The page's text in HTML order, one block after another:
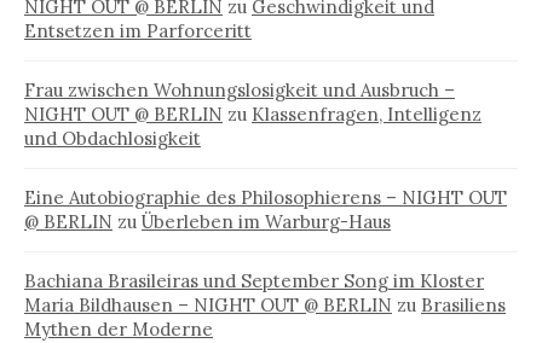
NIGHT OUT @ BERLIN zu Geschwindigkeit und
Entsetzen im Parforceritt
Frau zwischen Wohnungslosigkeit und Ausbruch –
NIGHT OUT @ BERLIN zu Klassenfragen, Intelligenz
und Obdachlosigkeit
Eine Autobiographie des Philosophierens – NIGHT OUT
@ BERLIN zu Überleben im Warburg-Haus
Bachiana Brasileiras und September Song im Kloster
Maria Bildhausen – NIGHT OUT @ BERLIN zu Brasiliens
Mythen der Moderne